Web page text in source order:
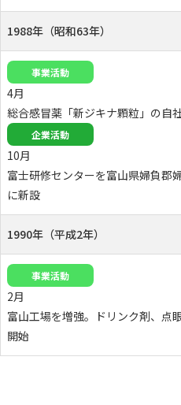
1988年（昭和63年）
事業活動
4月
総合感冒薬「新ジキナ顆粒」の自
企業活動
10月
富士研修センターを富山県婦負郡
に新設
1990年（平成2年）
事業活動
2月
富山工場を増強。ドリンク剤、点
開始